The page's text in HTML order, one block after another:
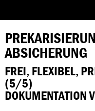
ABSICHERUNG
FREI, FLEXIBEL,
(5/5)